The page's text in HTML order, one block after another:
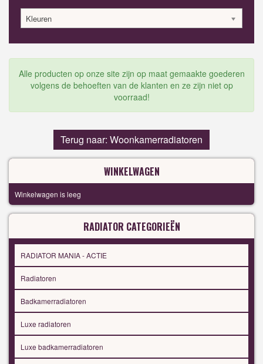
Kleuren
Alle producten op onze site zijn op maat gemaakte goederen
volgens de behoeften van de klanten en ze zijn niet op
voorraad!
Terug naar: Woonkamerradiatoren
WINKELWAGEN
Winkelwagen is leeg
RADIATOR CATEGORIEËN
RADIATOR MANIA - ACTIE
Radiatoren
Badkamerradiatoren
Luxe radiatoren
Luxe badkamerradiatoren